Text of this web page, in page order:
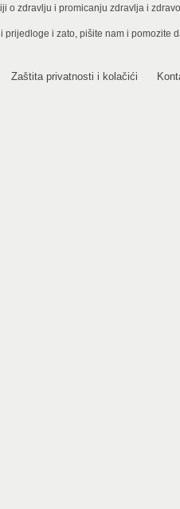
o zdravlju i promicanju zdravlja i
prijedloge i zato, pišite nam i pomozite
Zaštita privatnosti i kolačići